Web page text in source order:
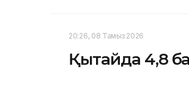
20:26, 08 Тамыз 2026
Қытайда 4,8